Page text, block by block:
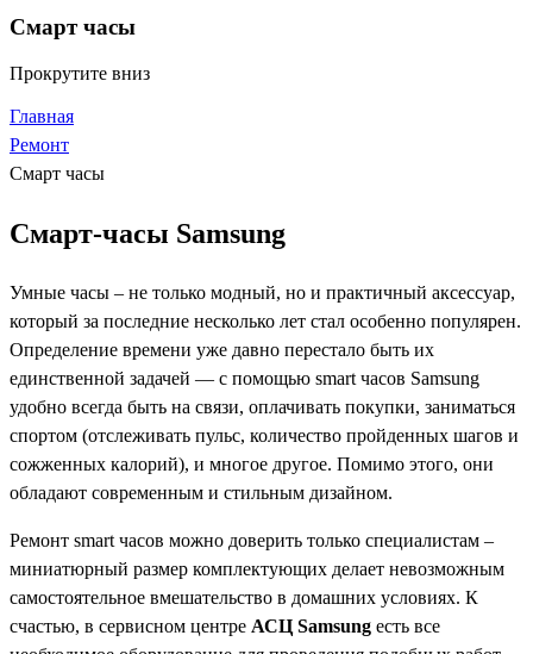
Смарт часы
Прокрутите вниз
Главная
Ремонт
Смарт часы
Смарт-часы Samsung
Умные часы – не только модный, но и практичный аксессуар,
который за последние несколько лет стал особенно популярен.
Определение времени уже давно перестало быть их
единственной задачей — с помощью smart часов Samsung
удобно всегда быть на связи, оплачивать покупки, заниматься
спортом (отслеживать пульс, количество пройденных шагов и
сожженных калорий), и многое другое. Помимо этого, они
обладают современным и стильным дизайном.
Ремонт smart часов можно доверить только специалистам –
миниатюрный размер комплектующих делает невозможным
самостоятельное вмешательство в домашних условиях. К
счастью, в сервисном центре АСЦ Samsung есть все